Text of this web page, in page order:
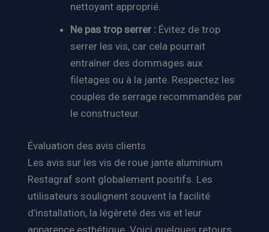
nettoyant approprié.
Ne pas trop serrer : Évitez de trop
serrer les vis, car cela pourrait
entraîner des dommages aux
filetages ou à la jante. Respectez les
couples de serrage recommandés par
le constructeur.
Évaluation des avis clients
Les avis sur les vis de roue jante aluminium
Restagraf sont globalement positifs. Les
utilisateurs soulignent souvent la facilité
d’installation, la légèreté des vis et leur
apparence esthétique. Voici quelques retours